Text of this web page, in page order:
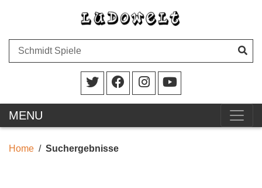
MENU
Home Suchergebnisse